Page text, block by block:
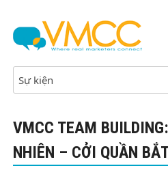
VMCC TEAM
NHIÊN – CỞI QUẦN